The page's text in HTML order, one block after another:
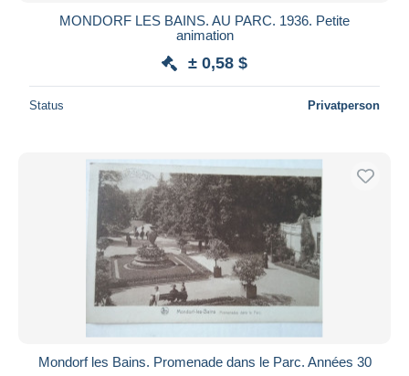
MONDORF LES BAINS. AU PARC. 1936. Petite
animation
± 0,58 $
Status Privatperson
Mondorf les Bains. Promenade dans le Parc. Années 30